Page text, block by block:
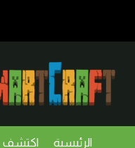
الرئيسية اكتشف